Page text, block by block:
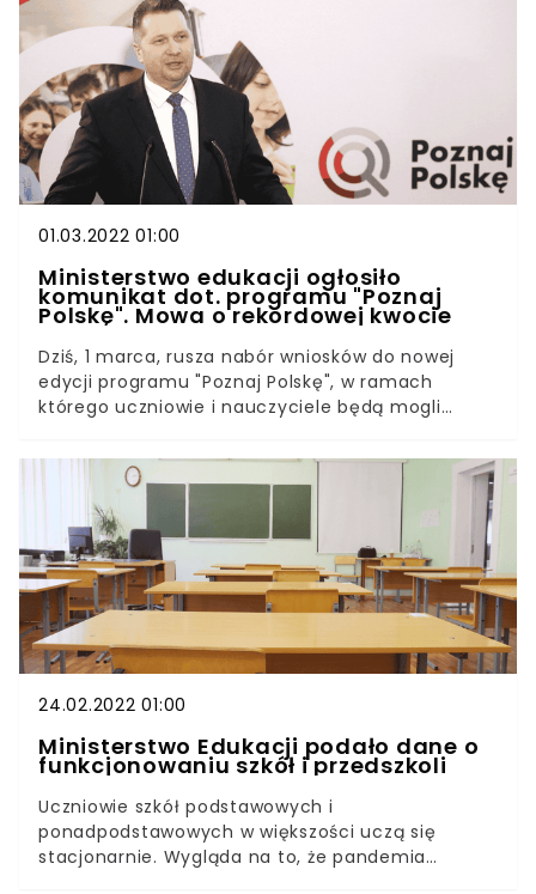
społeczeństwie. O wprowadzeniu lekcji HIT-u
miały zadecydować braki uczniów w wiedzy z
historii najnowszej. Nowy przedmiot ma stanowić
alternatywę dla WOS-u na poziomie
podstawowym w szkołach średnich.
01.03.2022 01:00
Ministerstwo edukacji ogłosiło
komunikat dot. programu "Poznaj
Polskę". Mowa o rekordowej kwocie
Dziś, 1 marca, rusza nabór wniosków do nowej
edycji programu "Poznaj Polskę", w ramach
którego uczniowie i nauczyciele będą mogli
W tym roku Ministerstwo Edukacji i Nauki
przeznaczy na realizację przedsięwzięcia 100 mln
zł.Ministerstwo Edukacji i Nauki informuje, że
ruszył nabór wniosków do programu "Poznaj
Polskę". W ramach przedsięwzięcia uczniowie i
nauczyciele po raz kolejny będą mogli otrzymać
dofinansowanie wycieczki szkolnej.
24.02.2022 01:00
Ministerstwo Edukacji podało dane o
funkcjonowaniu szkół i przedszkoli
Uczniowie szkół podstawowych i
ponadpodstawowych w większości uczą się
stacjonarnie. Wygląda na to, że pandemia